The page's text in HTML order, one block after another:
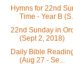
Hymns for 22nd
Time - Year B (S...
22nd Sunday in
(Sept 2, 2018)
Daily Bible
(Aug 27 - Se...